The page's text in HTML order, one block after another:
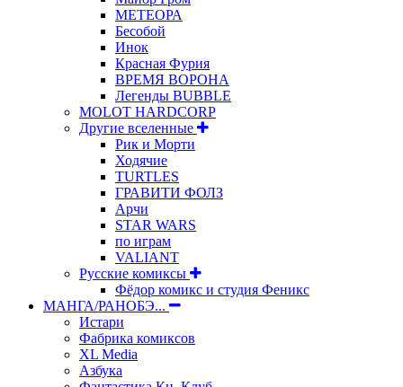
МЕТЕОРА
Бесобой
Инок
Красная Фурия
ВРЕМЯ ВОРОНА
Легенды BUBBLE
MOLOT HARDCORP
Другие вселенные
Рик и Морти
Ходячие
TURTLES
ГРАВИТИ ФОЛЗ
Арчи
STAR WARS
по играм
VALIANT
Русские комиксы
Фёдор комикс и студия Феникс
МАНГА/РАНОБЭ...
Истари
Фабрика комиксов
XL Media
Азбука